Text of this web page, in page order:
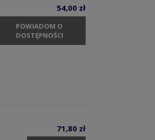
54,00 zł
POWIADOM O
DOSTĘPNOŚCI
71,80 zł